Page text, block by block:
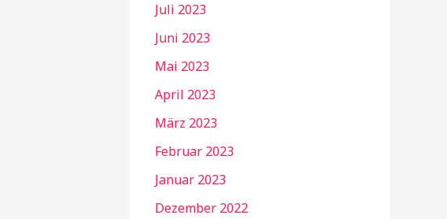
Juli 2023
Juni 2023
Mai 2023
April 2023
März 2023
Februar 2023
Januar 2023
Dezember 2022